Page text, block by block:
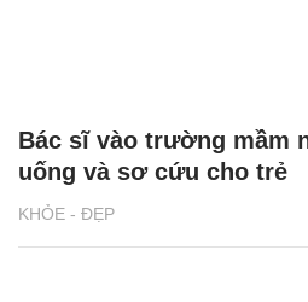
KHỎE - ĐẸP
Bác sĩ vào trường mầm
uống và sơ cứu cho trẻ